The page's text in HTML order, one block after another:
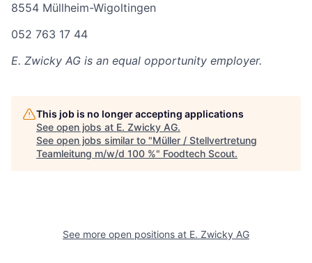
8554 Müllheim-Wigoltingen
052 763 17 44
E. Zwicky AG is an equal opportunity employer.
This job is no longer accepting applications
See open jobs at E. Zwicky AG.
See open jobs similar to "Müller / Stellvertretung
Teamleitung m/w/d 100 %" Foodtech Scout.
See more open positions at E. Zwicky AG